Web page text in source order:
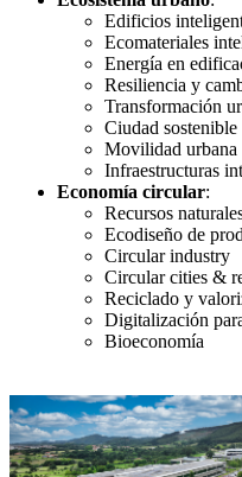
Edificios
Ecomateriales
Energía en
Resiliencia y
Transformación
Ciudad sostenible
Movilidad urbana
Infraestructuras
Economía circular:
Recursos
Ecodiseño de
Circular industry
Circular cities &
Reciclado y
Digitalización
Bioeconomía